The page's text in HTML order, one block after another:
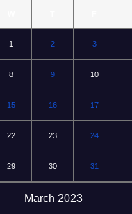
March 2023
1 2 3
8 9 10
15 16 17
22 23 24
29 30 31